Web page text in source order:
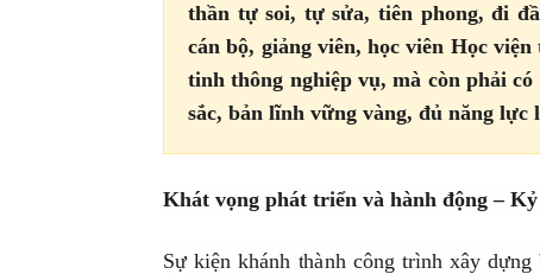
thần tự soi, tự sửa, tiên phong, đi
cán bộ, giảng viên, học viên Học
tinh thông nghiệp vụ, mà còn phải
sắc, bản lĩnh vững vàng, đủ năng
Khát vọng phát triển và hành động –
Sự kiện khánh thành công trình xây